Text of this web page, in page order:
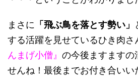
まさに 「飛ぶ鳥を落とす勢い」
する活躍を見せているひき肉さ
んまげ小僧』 の今後ますますの
せんね！最後までお付き合いい